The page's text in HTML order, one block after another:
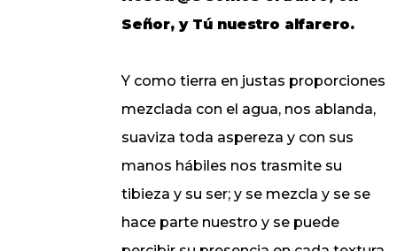
Señor, y Tú nuestro alfarero.
Y como tierra en justas proporciones
mezclada con el agua, nos ablanda,
suaviza toda aspereza y con sus
manos hábiles nos trasmite su
tibieza y su ser; y se mezcla y se se
hace parte nuestro y se puede